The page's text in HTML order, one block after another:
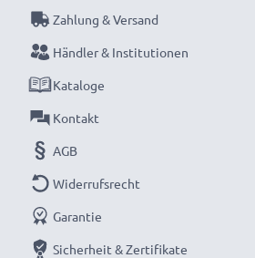
Zahlung & Versand
Händler & Institutionen
Kataloge
Kontakt
AGB
Widerrufsrecht
Garantie
Sicherheit & Zertifikate